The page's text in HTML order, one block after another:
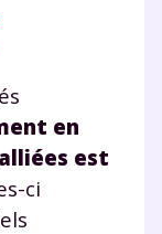
en
est
ci
exercices
pour
CP à